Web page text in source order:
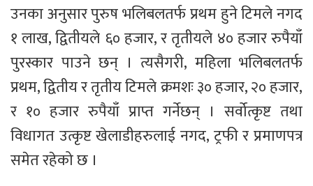
उनका अनुसार पुरुष भलिबलतर्फ प्रथम हुने टिमले नगद
१ लाख, द्वितीयले ६० हजार, र तृतीयले ४० हजार रुपैयाँ
पुरस्कार पाउने छन् । त्यसैगरी, महिला भलिबलतर्फ
प्रथम, द्वितीय र तृतीय टिमले क्रमशः ३० हजार, २० हजार,
र १० हजार रुपैयाँ प्राप्त गर्नेछन् । सर्वोत्कृष्ट तथा
विधागत उत्कृष्ट खेलाडीहरुलाई नगद, ट्रफी र प्रमाणपत्र
समेत रहेको छ ।